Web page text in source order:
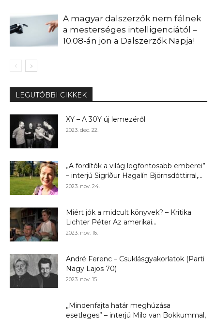
A magyar dalszerzők nem félnek
a mesterséges intelligenciától –
10.08-án jön a Dalszerzők Napja!
LEGUTÓBBI CIKKEK
XY – A 30Y új lemezéről
2023. dec. 22.
„A fordítók a világ legfontosabb emberei”
– interjú Sigríður Hagalín Björnsdóttirral,...
2023. nov. 24.
Miért jók a midcult könyvek? – Kritika
Lichter Péter Az amerikai...
2023. nov. 16.
André Ferenc – Csuklásgyakorlatok (Parti
Nagy Lajos 70)
2023. nov. 15.
„Mindenfajta határ meghúzása
esetleges” – interjú Milo van Bokkummal,